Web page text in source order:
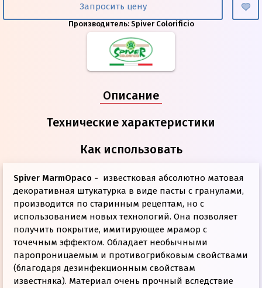
Запросить цену
Производитель: Spiver Colorificio
Описание
Технические характеристики
Как использовать
Spiver MarmOpaco - известковая абсолютно матовая
декоративная штукатурка в виде пасты с гранулами,
производится по старинным рецептам, но с
использованием новых технологий. Она позволяет
получить покрытие, имитирующее мрамор с
точечным эффектом. Обладает необычными
паропроницаемым и противогрибковым свойствами
(благодаря дезинфекционным свойствам
известняка). Материал очень прочный вследствие